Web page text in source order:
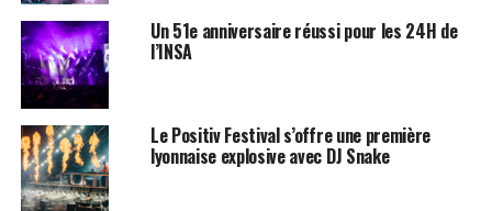
Un 51e anniversaire réussi pour les 24H de
l’INSA
Le Positiv Festival s’offre une première
lyonnaise explosive avec DJ Snake